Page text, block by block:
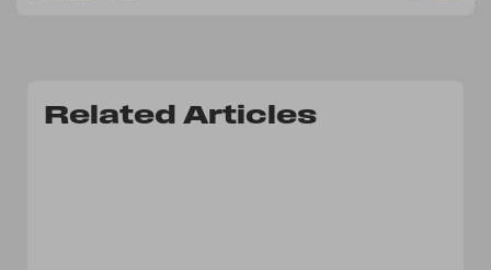
Related Articles